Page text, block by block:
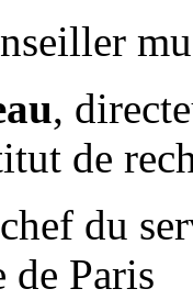
,
de
du
de Paris